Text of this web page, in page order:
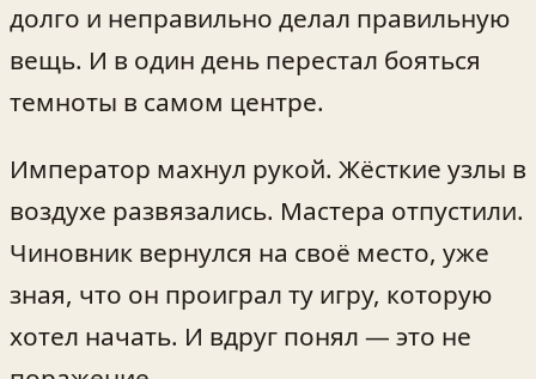
долго и неправильно делал правильную
вещь. И в один день перестал бояться
темноты в самом центре.
Император махнул рукой. Жёсткие узлы в
воздухе развязались. Мастера отпустили.
Чиновник вернулся на своё место, уже
зная, что он проиграл ту игру, которую
хотел начать. И вдруг понял — это не